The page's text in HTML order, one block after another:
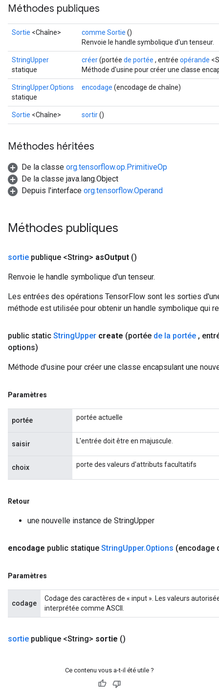
Méthodes publiques
Sortie <Chaîne> comme Sortie ()
Renvoie le handle symbolique d'un tenseur.
StringUpper
statique
créer(portée de portée , entrée opérande
Méthode d'usine pour créer une classe
StringUpper.Options
statique
encodage (encodage de chaîne)
Sortie <Chaîne> sortir()
Méthodes héritées
De la classe org.tensorflow.op.PrimitiveOp
De la classe java.lang.Object
Depuis l'interface org.tensorflow.Operand
Méthodes publiques
sortie publique <String> asOutput ()
Renvoie le handle symbolique d'un tenseur.
Les entrées des opérations TensorFlow sont les sorties
méthode est utilisée pour obtenir un handle symbolique qui
public static StringUpper create (portée de la portée ,
options)
Méthode d'usine pour créer une classe encapsulant une
Paramètres
portée portée actuelle
saisir L'entrée doit être en majuscule.
choix porte des valeurs d'attributs facultatifs
Retour
une nouvelle instance de StringUpper
encodage public statique StringUpper.Options (encodage
Paramètres
codage
Codage des caractères de « input ». Les valeurs
interprétée comme ASCII.
sortie publique <String> sortie ()
Ce contenu vous a-t-il été utile ?